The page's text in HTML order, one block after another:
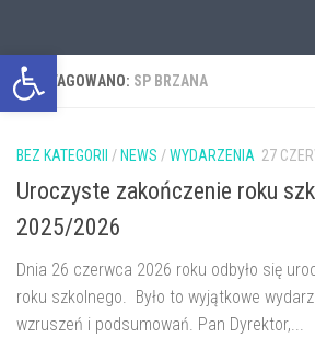
OTAGOWANO: SP BRZANA
BEZ KATEGORII / NEWS /WYDARZENIA 27
Uroczyste zakończenie roku
2025/2026
Dnia 26 czerwca 2026 roku odbyło się
roku szkolnego. Było to wyjątkowe
wzruszeń i podsumowań. Pan Dyrektor,...
Otwórz pasek narzędzi